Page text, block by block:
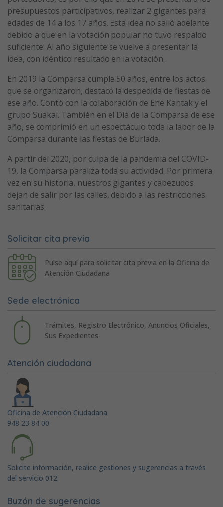
presupuestos participativos, realizar 2 gigantes para
edades de 14 a los 17 años. Esta idea no salió adelante
debido a que en la votación popular no tuvo respaldo
suficiente. Al año siguiente se vuelve a presentar la
idea, con idéntico resultado en la votación.
En 2019 la Comparsa cumple 50 años, entre los actos
que se organizaron, destacó la despedida de fiestas de
ese año. Contó con la colaboración de Ene Kantak y el
grupo Suakai. También en el Día de la Comparsa de ese
año, se comprimió en un espectáculo toda la labor de la
Comparsa durante las fiestas de Burlada.
A partir del 2020, por culpa de la pandemia del COVID-
19, la Comparsa paraliza toda su actividad. Por primera
vez en su historia, nuestros gigantes y cabezudos
dejan de salir por las calles, debido a las restricciones
sanitarias.
Solicitar cita previa
Pulse aquí para solicitar cita previa en la Oficina de
Atención Ciudadana
Sede electrónica
Trámites, Registro Electrónico, Anuncios Oficiales,
Sus Expedientes
Atención ciudadana
Oficina de Atención Ciudadana
948 23 84 00
Solicite información, realice gestiones y sugerencias a través
del servicio 012
Buzón de sugerencias